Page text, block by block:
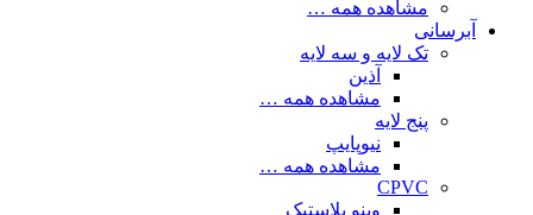
مشاهده همه …
آبرسانی
تک لایه و سه لایه
آذین
مشاهده همه …
پنج لایه
نیوپایپ
مشاهده همه …
CPVC
وینو پلاستیک